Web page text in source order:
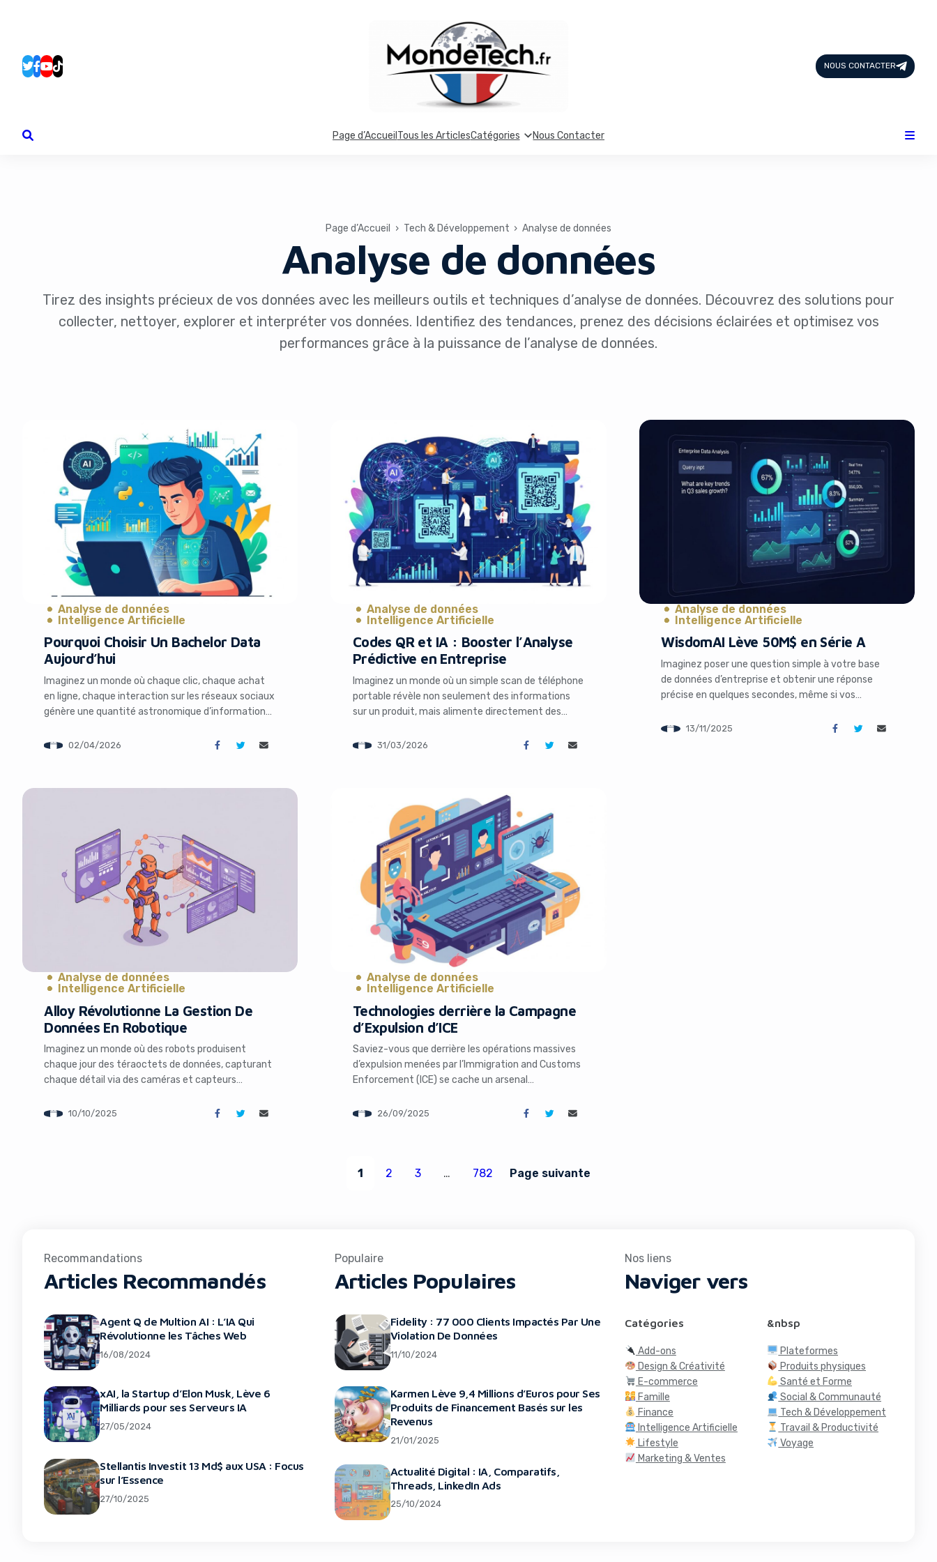
NOUS CONTACTER
Page d’Accueil Tous les ArticlesCatégories Nous Contacter
Page d’Accueil › Tech & Développement › Analyse de données
Analyse de données
Tirez des insights précieux de vos données avec les meilleurs outils et techniques d’analyse de données. Découvrez des solutions pour
collecter, nettoyer, explorer et interpréter vos données. Identifiez des tendances, prenez des décisions éclairées et optimisez vos
performances grâce à la puissance de l’analyse de données.
Analyse de données
Intelligence Artificielle
Pourquoi Choisir Un Bachelor Data
Aujourd’hui
Imaginez un monde où chaque clic, chaque achat
en ligne, chaque interaction sur les réseaux sociaux
génère une quantité astronomique d’informations.
environ 181 zettaoctets, un chiffre qui continue de
fondateurs de startups, cette réalité […]
02/04/2026
Analyse de données
Intelligence Artificielle
Codes QR et IA : Booster l’Analyse
Prédictive en Entreprise
Imaginez un monde où un simple scan de téléphone
portable révèle non seulement des informations
sur un produit, mais alimente directement des
prédire les comportements futurs de vos clients.
31/03/2026
Analyse de données
Intelligence Artificielle
WisdomAI Lève 50M$ en Série A
Imaginez poser une question simple à votre base
de données d’entreprise et obtenir une réponse
précise en quelques secondes, même si vos
C’est exactement ce que propose WisdomAI, une
13/11/2025
Analyse de données
Intelligence Artificielle
Alloy Révolutionne La Gestion De
Données En Robotique
Imaginez un monde où des robots produisent
chaque jour des téraoctets de données, capturant
chaque détail via des caméras et capteurs
que précieux, peut rapidement devenir un casse-
10/10/2025
Analyse de données
Intelligence Artificielle
Technologies derrière la Campagne
d’Expulsion d’ICE
Saviez-vous que derrière les opérations massives
d’expulsion menées par l’Immigration and Customs
Enforcement (ICE) se cache un arsenal
technologie redéfinit les frontières de la
article […]
26/09/2025
1 2 3 … 782 Page suivante
Recommandations
Articles Recommandés
Agent Q de Multion AI : L’IA Qui
Révolutionne les Tâches Web
16/08/2024
xAI, la Startup d’Elon Musk, Lève 6
Milliards pour ses Serveurs IA
27/05/2024
Stellantis Investit 13 Md$ aux USA : Focus
sur l’Essence
27/10/2025
Populaire
Articles Populaires
Fidelity : 77 000 Clients Impactés Par Une
Violation De Données
11/10/2024
Karmen Lève 9,4 Millions d’Euros pour Ses
Produits de Financement Basés sur les
Revenus
21/01/2025
Actualité Digital : IA, Comparatifs,
Threads, LinkedIn Ads
25/10/2024
Nos liens
Naviger vers
Catégories
Add-ons
Design & Créativité
E-commerce
Famille
Finance
Intelligence Artificielle
Lifestyle
Marketing & Ventes
&nbsp
Plateformes
Produits physiques
Santé et Forme
Social & Communauté
Tech & Développement
Travail & Productivité
Voyage
Produits physiques
Santé et Forme
Social & Communauté
It looks like you're using an ad-blocker!
Yes, I will turn off Ad-Blocker